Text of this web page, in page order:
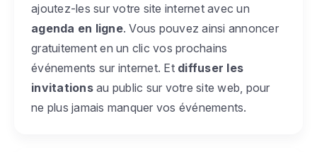
ajoutez-les sur votre site internet avec un
agenda en ligne. Vous pouvez ainsi annoncer
gratuitement en un clic vos prochains
événements sur internet. Et diffuser les
invitationsau public sur votre site web, pour
ne plus jamais manquer vos événements.